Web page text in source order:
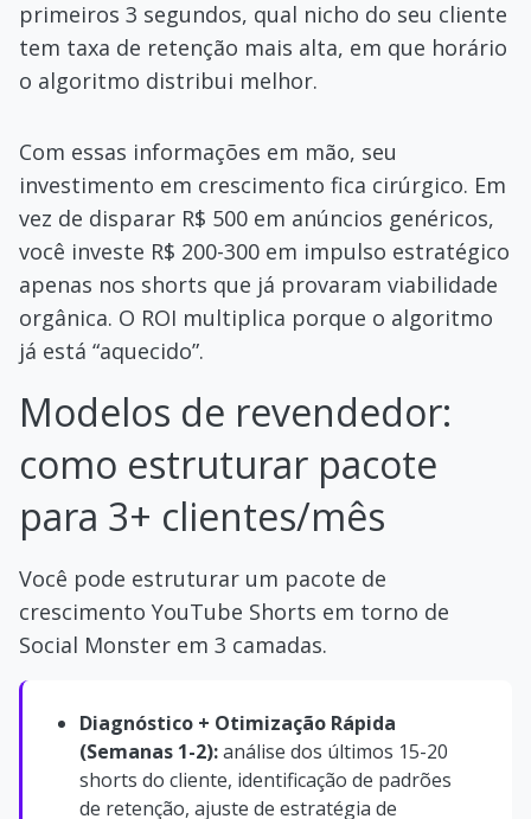
primeiros 3 segundos, qual nicho do seu cliente
tem taxa de retenção mais alta, em que horário
o algoritmo distribui melhor.
Com essas informações em mão, seu
investimento em crescimento fica cirúrgico. Em
vez de disparar R$ 500 em anúncios genéricos,
você investe R$ 200-300 em impulso estratégico
apenas nos shorts que já provaram viabilidade
orgânica. O ROI multiplica porque o algoritmo
já está “aquecido”.
Modelos de revendedor:
como estruturar pacote
para 3+ clientes/mês
Você pode estruturar um pacote de
crescimento YouTube Shorts em torno de
Social Monster em 3 camadas.
Diagnóstico + Otimização Rápida
(Semanas 1-2):análise dos últimos 15-20
shorts do cliente, identificação de padrões
de retenção, ajuste de estratégia de